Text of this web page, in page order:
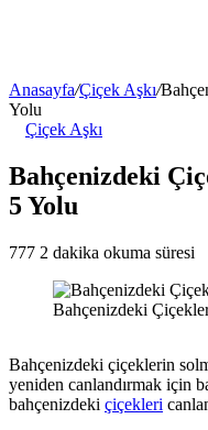
Anasayfa/Çiçek Aşkı/
Yolu
Çiçek Aşkı
Bahçenizdeki
5 Yolu
777 2 dakika okuma süresi
Bahçenizdeki
Bahçenizdeki çiçeklerin
yeniden canlandırmak için
bahçenizdeki çiçekleri